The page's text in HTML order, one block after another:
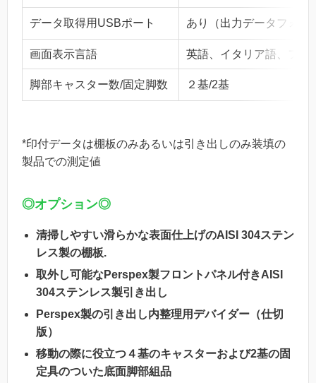
データ取得用USBポート あり（出力データフォー
画面表示言語 英語、イタリア語、フラ
脚部キャスター数/固定脚数 ２基/2基
*印付データは棚板のみあるいは引き出しのみ装填の
製品での測定値
◎オプション◎
清掃しやすい滑らかな表面仕上げのAISI 304ステン
レス製の棚板.
取外し可能なPerspex製フロントパネル付きAISI
304ステンレス製引き出し
Perspex製の引き出し内整理用デバイダー（仕切
版）
移動の際に役立つ４基のキャスターおよび2基の固
定具のついた底面脚部組品